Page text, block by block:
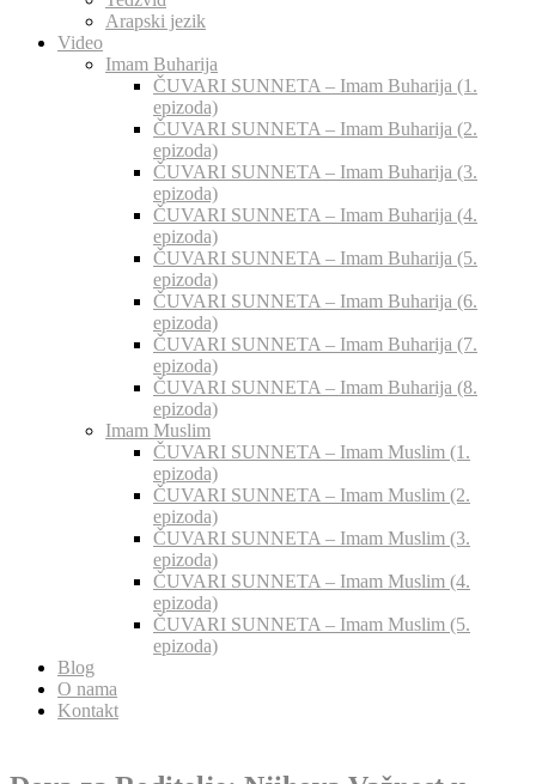
Arapski jezik
Video
Imam Buharija
ČUVARI SUNNETA – Imam Buharija (1.
epizoda)
ČUVARI SUNNETA – Imam Buharija (2.
epizoda)
ČUVARI SUNNETA – Imam Buharija (3.
epizoda)
ČUVARI SUNNETA – Imam Buharija (4.
epizoda)
ČUVARI SUNNETA – Imam Buharija (5.
epizoda)
ČUVARI SUNNETA – Imam Buharija (6.
epizoda)
ČUVARI SUNNETA – Imam Buharija (7.
epizoda)
ČUVARI SUNNETA – Imam Buharija (8.
epizoda)
Imam Muslim
ČUVARI SUNNETA – Imam Muslim (1.
epizoda)
ČUVARI SUNNETA – Imam Muslim (2.
epizoda)
ČUVARI SUNNETA – Imam Muslim (3.
epizoda)
ČUVARI SUNNETA – Imam Muslim (4.
epizoda)
ČUVARI SUNNETA – Imam Muslim (5.
epizoda)
Blog
O nama
Kontakt